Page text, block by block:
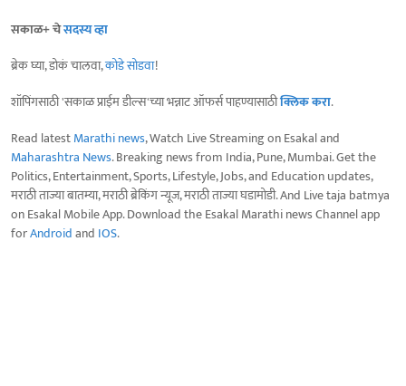
सकाळ+ चेसदस्य व्हा
ब्रेक घ्या, डोकं चालवा,कोडे सोडवा!
शॉपिंगसाठी 'सकाळ प्राईम डील्स'च्या भन्नाट ऑफर्स पाहण्यासाठीक्लिक करा.
Read latestMarathi news, Watch Live Streaming on Esakal and
Maharashtra News. Breaking news from India, Pune, Mumbai. Get the
Politics, Entertainment, Sports, Lifestyle, Jobs, and Education updates,
मराठी ताज्या बातम्या, मराठी ब्रेकिंग न्यूज, मराठी ताज्या घडामोडी. And Live taja batmya
on Esakal Mobile App. Download the Esakal Marathi news Channel app
forAndroidand IOS.